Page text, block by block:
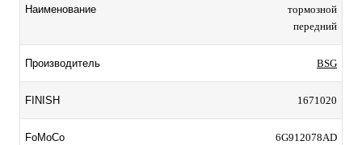
Наименование
тормозной
передний
Производитель BSG
FINISH 1671020
FoMoCo 6G912078AD